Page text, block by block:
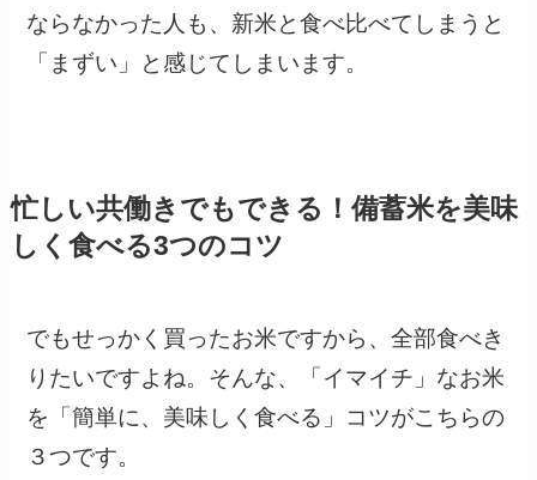
ならなかった人も、新米と食べ比べてしまうと
「まずい」と感じてしまいます。
忙しい共働きでもできる！備蓄米を美味
しく食べる3つのコツ
でもせっかく買ったお米ですから、全部食べき
りたいですよね。そんな、「イマイチ」なお米
を「簡単に、美味しく食べる」コツがこちらの
３つです。